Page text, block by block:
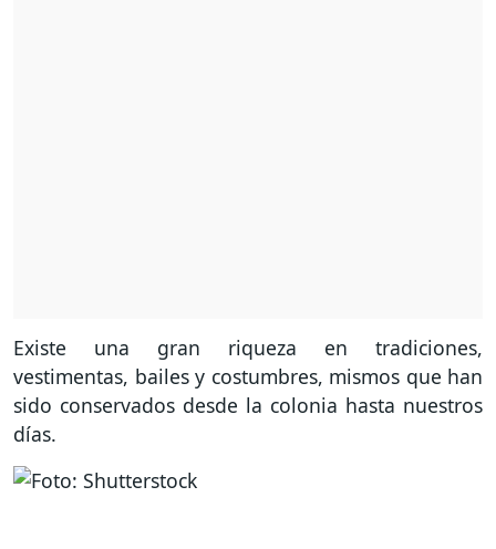
Existe una gran riqueza en tradiciones,
vestimentas, bailes y costumbres, mismos que han
sido conservados desde la colonia hasta nuestros
días.